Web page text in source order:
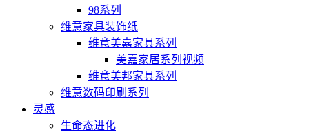
98系列
维意家具装饰纸
维意美嘉家具系列
美嘉家居系列视频
维意美邦家具系列
维意数码印刷系列
灵感
生命态进化